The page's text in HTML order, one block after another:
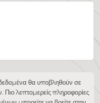
θα υποβληθούν σε
Πιο λεπτομερείς πληροφορίες